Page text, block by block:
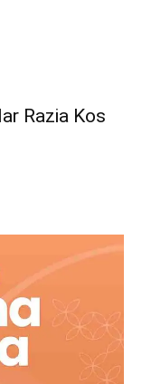
Razia Kos